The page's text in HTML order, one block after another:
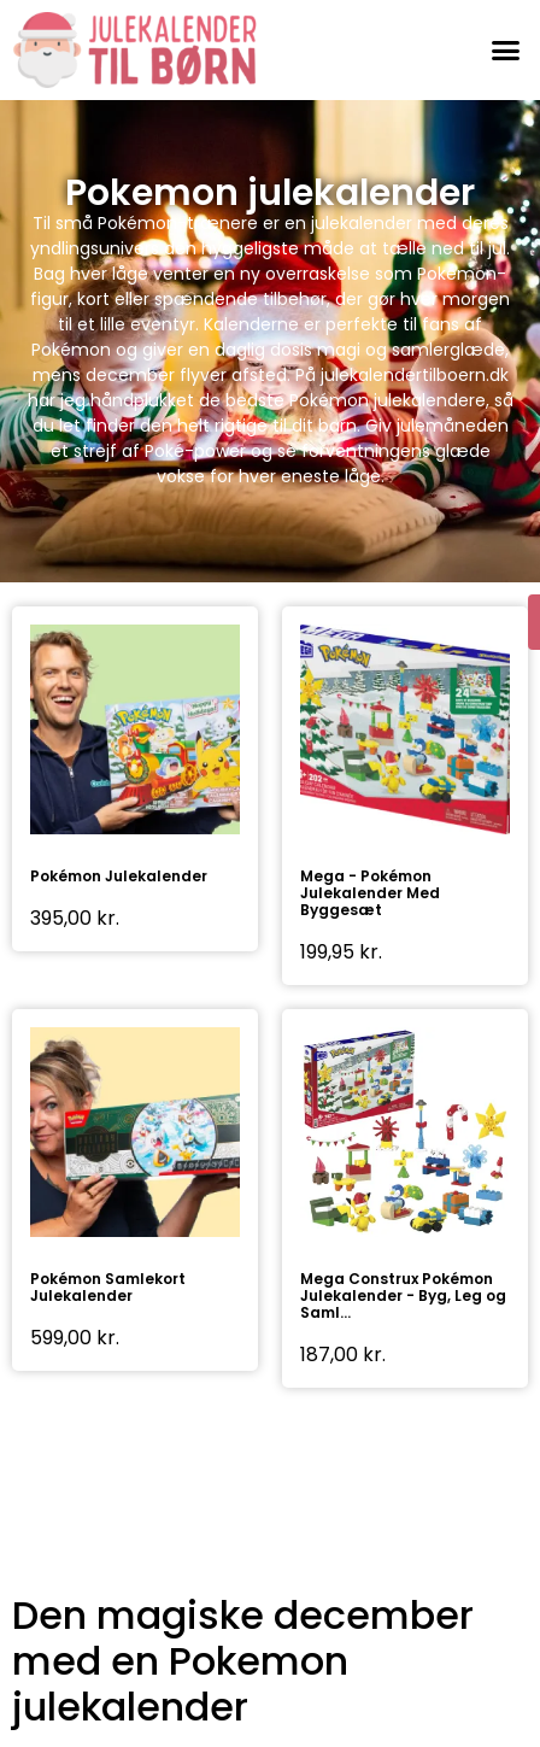
Pokemon julekalender
Til små Pokémon-trænere er en julekalender med deres
yndlingsunivers den hyggeligste måde at tælle ned til jul.
Bag hver låge venter en ny overraskelse som Pokémon-
figur, kort eller spændende tilbehør, der gør hver morgen
til et lille eventyr. Kalenderne er perfekte til fans af
Pokémon og giver en daglig dosis magi og samlerglæde,
mens december flyver afsted. På julekalendertilboern.dk
har jeg håndplukket de bedste Pokémon julekalendere, så
du let finder den helt rigtige til dit barn. Giv julemåneden
et strejf af Poké-power og se forventningens glæde
vokse for hver eneste låge.
Pokémon Julekalender
395,00 kr.
Mega - Pokémon
Julekalender Med
Byggesæt
199,95 kr.
Pokémon Samlekort
Julekalender
599,00 kr.
Mega Construx Pokémon
Julekalender - Byg, Leg og
Saml...
187,00 kr.
Den magiske december
med en Pokemon
julekalender